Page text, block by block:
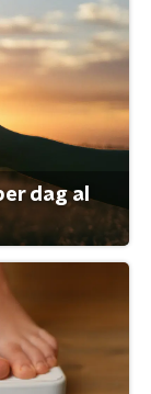
dag al